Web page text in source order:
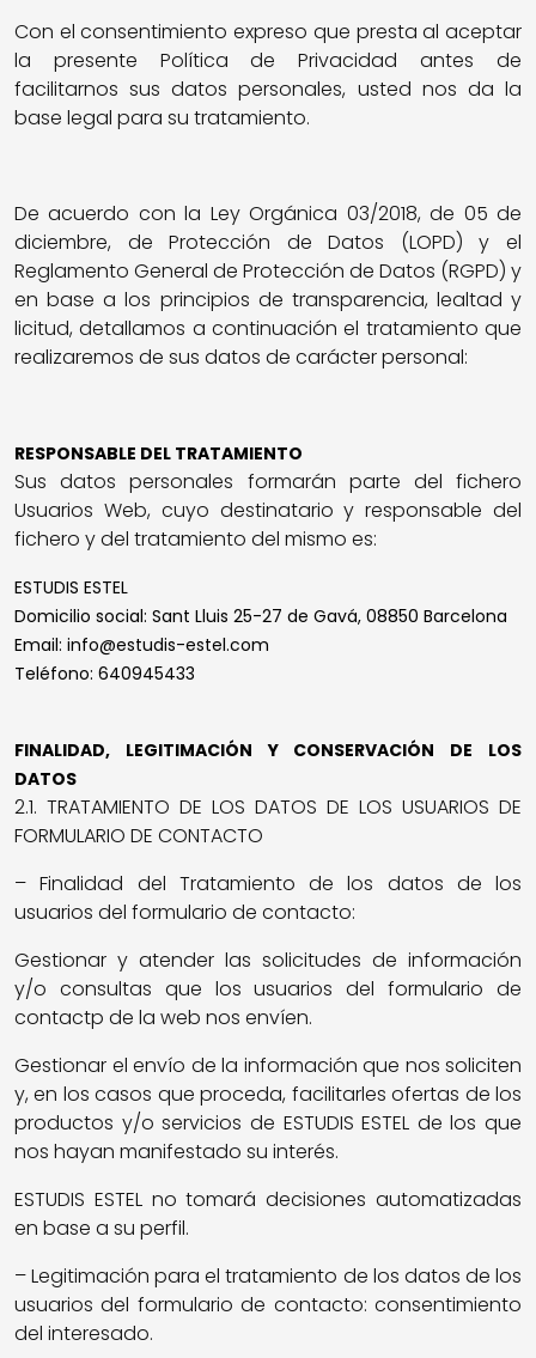
Con el consentimiento expreso que presta al aceptar
la presente Política de Privacidad antes de
facilitarnos sus datos personales, usted nos da la
base legal para su tratamiento.
De acuerdo con la Ley Orgánica 03/2018, de 05 de
diciembre, de Protección de Datos (LOPD) y el
Reglamento General de Protección de Datos (RGPD) y
en base a los principios de transparencia, lealtad y
licitud, detallamos a continuación el tratamiento que
realizaremos de sus datos de carácter personal:
RESPONSABLE DEL TRATAMIENTO
Sus datos personales formarán parte del fichero
Usuarios Web, cuyo destinatario y responsable del
fichero y del tratamiento del mismo es:
ESTUDIS ESTEL
Domicilio social: Sant Lluis 25-27 de Gavá, 08850 Barcelona
Email: info@estudis-estel.com
Teléfono: 640945433
FINALIDAD, LEGITIMACIÓN Y CONSERVACIÓN DE LOS
DATOS
2.1. TRATAMIENTO DE LOS DATOS DE LOS USUARIOS DE
FORMULARIO DE CONTACTO
– Finalidad del Tratamiento de los datos de los
usuarios del formulario de contacto:
Gestionar y atender las solicitudes de información
y/o consultas que los usuarios del formulario de
contactp de la web nos envíen.
Gestionar el envío de la información que nos soliciten
y, en los casos que proceda, facilitarles ofertas de los
productos y/o servicios de ESTUDIS ESTEL de los que
nos hayan manifestado su interés.
ESTUDIS ESTEL no tomará decisiones automatizadas
en base a su perfil.
– Legitimación para el tratamiento de los datos de los
usuarios del formulario de contacto: consentimiento
del interesado.